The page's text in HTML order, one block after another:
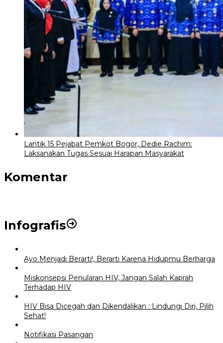
Lantik 15 Pejabat Pemkot Bogor, Dedie Rachim:
Laksanakan Tugas Sesuai Harapan Masyarakat
Komentar
Infografis
Ayo Menjadi Berarti!, Berarti Karena Hidupmu Berharga
Miskonsepsi Penularan HIV, Jangan Salah Kaprah
Terhadap HIV
HIV Bisa Dicegah dan Dikendalikan : Lindungi Diri, Pilih
Sehat!
Notifikasi Pasangan